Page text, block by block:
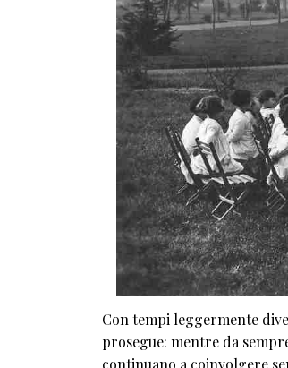
Con tempi leggermente
prosegue: mentre da
continuano a coinvolgere